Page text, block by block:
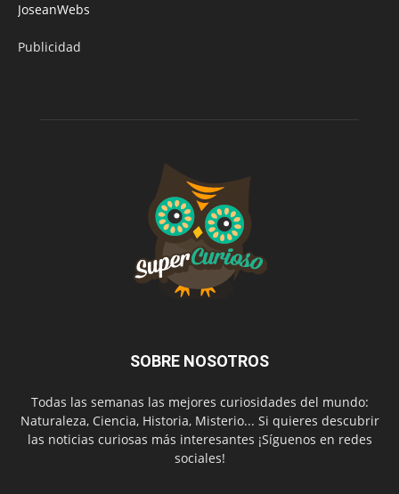
JoseanWebs
Publicidad
SOBRE NOSOTROS
Todas las semanas las mejores curiosidades del mundo:
Naturaleza, Ciencia, Historia, Misterio... Si quieres descubrir
las noticias curiosas más interesantes ¡Síguenos en redes
sociales!